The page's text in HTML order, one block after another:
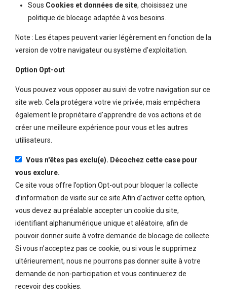
Sous Cookies et données de site, choisissez une
politique de blocage adaptée à vos besoins.
Note : Les étapes peuvent varier légèrement en fonction de la
version de votre navigateur ou système d'exploitation.
Option Opt-out
Vous pouvez vous opposer au suivi de votre navigation sur ce
site web. Cela protégera votre vie privée, mais empêchera
également le propriétaire d'apprendre de vos actions et de
créer une meilleure expérience pour vous et les autres
utilisateurs.
Vous n'êtes pas exclu(e). Décochez cette case pour
vous exclure.
Ce site vous offre l’option Opt-out pour bloquer la collecte
d’information de visite sur ce site.Afin d’activer cette option,
vous devez au préalable accepter un cookie du site,
identifiant alphanumérique unique et aléatoire, afin de
pouvoir donner suite à votre demande de blocage de collecte.
Si vous n’acceptez pas ce cookie, ou si vous le supprimez
ultérieurement, nous ne pourrons pas donner suite à votre
demande de non-participation et vous continuerez de
recevoir des cookies.